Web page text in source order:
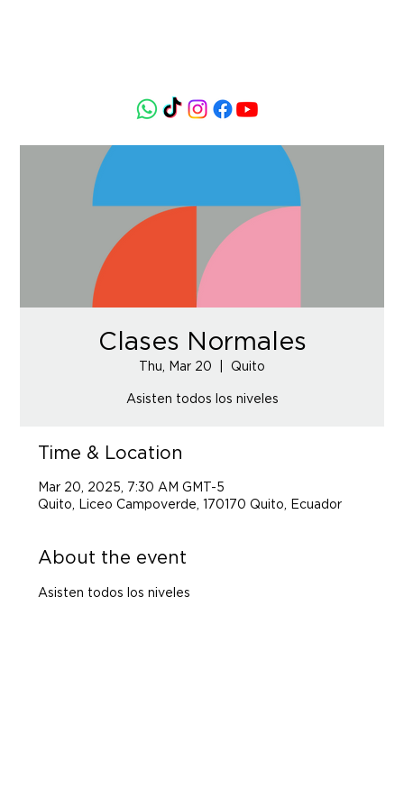
Clases Normales
Thu, Mar 20 Quito
Asisten todos los niveles
Time & Location
Mar 20, 2025, 7:30 AM GMT-5
Quito, Liceo Campoverde, 170170 Quito, Ecuador
About the event
Asisten todos los niveles